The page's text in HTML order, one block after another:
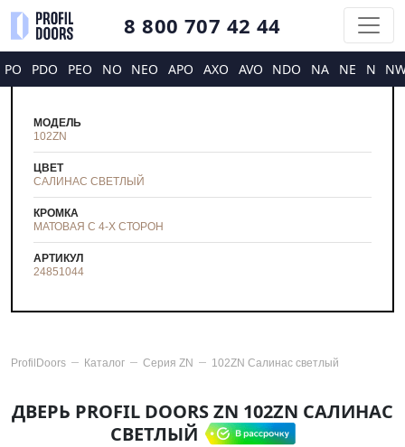
8 800 707 42 44
PO PDO PEO NO NEO APO AXO AVO NDO NA NE N
МОДЕЛЬ
102ZN
ЦВЕТ
САЛИНАС СВЕТЛЫЙ
КРОМКА
МАТОВАЯ С 4-Х СТОРОН
АРТИКУЛ
24851044
ProfilDoors Каталог Серия ZN 102ZN Салинас светлый
ДВЕРЬ PROFIL DOORS ZN 102ZN САЛИНАС
СВЕТЛЫЙ